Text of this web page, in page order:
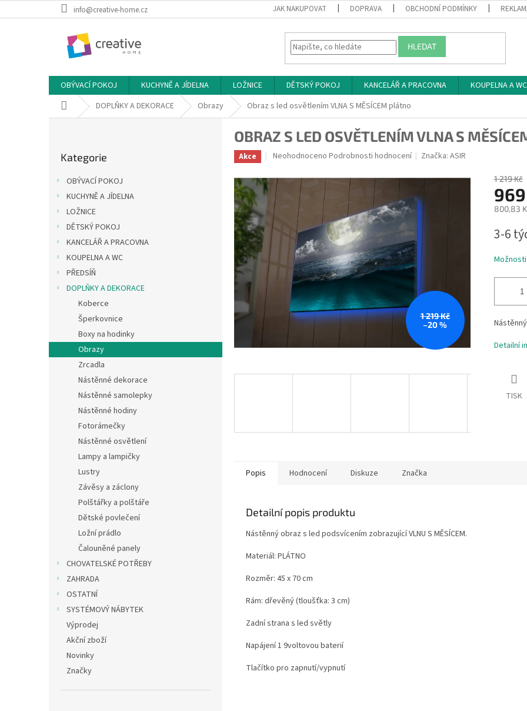
na
info@creative-home.cz JAK NAKUPOVAT DOPRAVA OBCHODNÍ PODMÍNKY
HLEDAT
OBÝVACÍ POKOJ KUCHYNĚ A JÍDELNA LOŽNICE DĚTSKÝ POKOJ KANCELÁŘ A PRACOVNA
KOUPELNA A WC
Domů DOPLŇKY A DEKORACE Obrazy Obraz s led osvětlením VLNA S MĚSÍCEM plátno
kategorie
Kategorie
OBÝVACÍ POKOJ
KUCHYNĚ A JÍDELNA
LOŽNICE
DĚTSKÝ POKOJ
KANCELÁŘ A PRACOVNA
KOUPELNA A WC
PŘEDSÍŇ
DOPLŇKY A DEKORACE
Koberce
Šperkovnice
Boxy na hodinky
Obrazy
Zrcadla
Nástěnné dekorace
Nástěnné samolepky
Nástěnné hodiny
Fotorámečky
Nástěnné osvětlení
Lampy a lampičky
Lustry
Závěsy a záclony
Polštářky a polštáře
Dětské povlečení
Ložní prádlo
Čalouněné panely
CHOVATELSKÉ POTŘEBY
ZAHRADA
OSTATNÍ
SYSTÉMOVÝ NÁBYTEK
Výprodej
Akční zboží
Novinky
Značky
OBRAZ S LED OSVĚTLENÍM VLNA S
Akce
Průměrné
produktu
je
0,0
z
5
hvězdiček.
Neohodnoceno Podrobnosti hodnocení Značka:ASIR
1 219 Kč
–20 %
1 219 Kč
800,83
cena:
3-6
Detailní
TISK
Popis Hodnocení Diskuze Značka
Detailní popis produktu
Nástěnný obraz s led podsvícením zobrazující VLNU S MĚSÍCEM.
Materiál: PLÁTNO
Rozměr: 45 x 70 cm
Rám: dřevěný (tloušťka: 3 cm)
Zadní strana s led světly
Napájení 1 9voltovou baterií
Tlačítko pro zapnutí/vypnutí